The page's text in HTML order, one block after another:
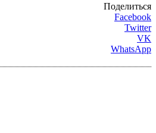
Поделиться
Facebook
Twitter
VK
WhatsApp